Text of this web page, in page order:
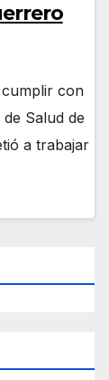
con
Salud de
a trabajar